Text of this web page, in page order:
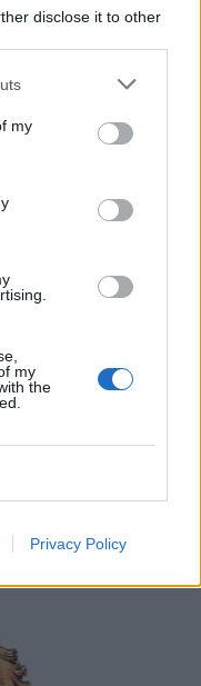
disclose it to other
my
my
the
Privacy Policy
Seuraava artikkeli
kentällisillä lohkovoittoa
Sveitsi-peliin –
paluun
Suomen 2.
tilanteesta
– näin katsot